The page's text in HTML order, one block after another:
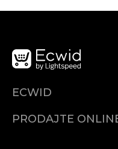
ECWID
PRODAJTE